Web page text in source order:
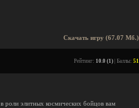
Скачать игру (67.07 Мб.)
Рейтинг: 10.0 (1) | Баллы: 51
роли элитных космических бойцов вам